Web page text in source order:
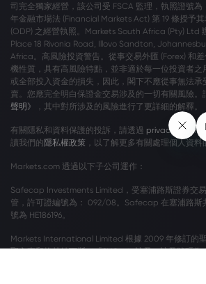
司完全獨家經營，該公司受 FSCA 監理，執照證號為
年金融市場法 (Financial Markets Act) 第 19 條授予
(ODP) 之經營執照。Markets South Africa (Pty) Ltd
Place 18 Rivonia Road, Illovo Sandton,
Africa。高風險投資警告。從事交易外匯 (Forex) 和
機性質，具有高風險特點，並非適於每一位投資者之
或全部投入資金的損失，因此，閣下不應從事無法承
賣。您應完全明白保證金交易涉及的一切有關風險。
聲明》
，其中對所涉及的風險進行了更詳細的解釋。
有關隱私和資料保護的投訴，請透過
讀我們的隱私權政策 ，以了解更多有關處理個人資料
Markets.com 透過以下子公司運作：
Safecap Investments Limited，受塞浦路斯證券交
管，許可證編號為： 092/08。Safecap 在塞浦路斯
號為 HE186196。
Markets International Limited 根據 2009 年修訂的
聖文森和格林納丁斯（「SVG」）註冊，註冊號碼為